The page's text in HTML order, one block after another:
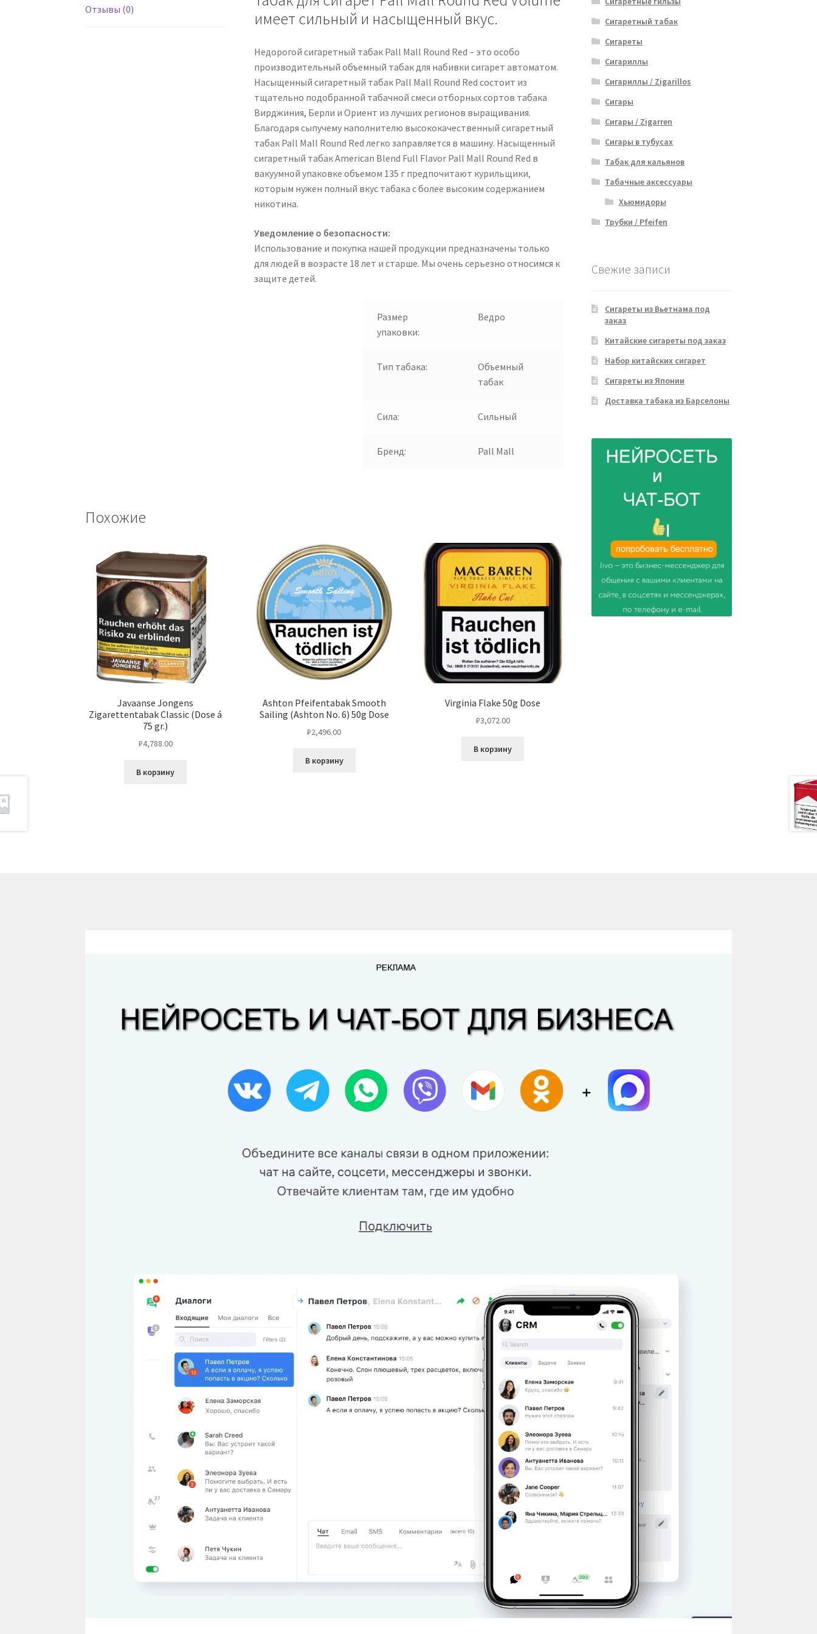
Отзывы (0)
имеет сильный и насыщенный вкус.
Недорогой сигаретный табак Pall Mall Round Red – это особо
производительный объемный табак для набивки сигарет автоматом.
Насыщенный сигаретный табак Pall Mall Round Red состоит из
тщательно подобранной табачной смеси отборных сортов табака
Вирджиния, Берли и Ориент из лучших регионов выращивания.
Благодаря сыпучему наполнителю высококачественный сигаретный
табак Pall Mall Round Red легко заправляется в машину. Насыщенный
сигаретный табак American Blend Full Flavor Pall Mall Round Red в
вакуумной упаковке объемом 135 г предпочитают курильщики,
которым нужен полный вкус табака с более высоким содержанием
никотина.
Уведомление о безопасности:
Использование и покупка нашей продукции предназначены только
для людей в возрасте 18 лет и старше. Мы очень серьезно относимся к
защите детей.
Размер
упаковки:
Ведро
Тип табака:
Объемный
табак
Сила: Сильный
Бренд: Pall Mall
Похожие
Javaanse Jongens
Zigarettentabak Classic (Dose á
75 gr.)
₽4,788.00
В корзину
Ashton Pfeifentabak Smooth
Sailing (Ashton No. 6) 50g Dose
₽2,496.00
В корзину
Virginia Flake 50g Dose
₽3,072.00
В корзину
Сигаретный табак
Сигареты
Сигариллы
Сигариллы / Zigarillos
Сигары
Сигары / Zigarren
Сигары в тубусах
Табак для кальянов
Табачные аксессуары
Хьюмидоры
Трубки / Pfeifen
Свежие записи
Сигареты из Вьетнама под
заказ
Китайские сигареты под заказ
Набор китайских сигарет
Сигареты из Японии
Доставка табака из Барселоны